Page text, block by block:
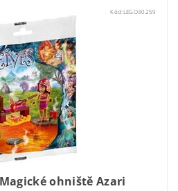
Kód:LEGO30259
ohniště Azari